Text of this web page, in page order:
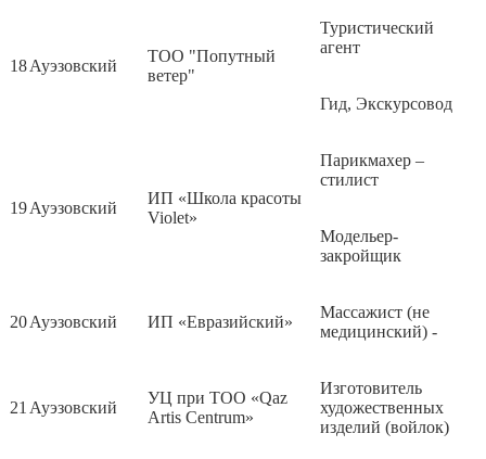
18Ауэзовский
ТОО "Попутный
ветер"
Туристический
агент
Гид, Экскурсовод
19Ауэзовский
ИП «Школа красоты
Violet»
Парикмахер –
стилист
Модельер-
закройщик
20Ауэзовский ИП «Евразийский»
Массажист (не
медицинский) -
21 Ауэзовский
УЦ при ТОО «Qaz
Artis Centrum»
Изготовитель
художественных
изделий (войлок)